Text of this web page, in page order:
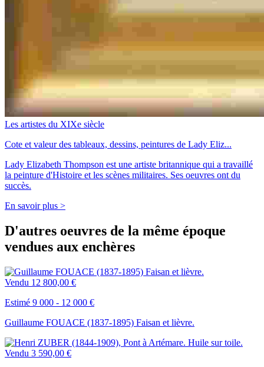
Les artistes du XIXe siècle
Cote et valeur des tableaux, dessins, peintures de Lady Eliz...
Lady Elizabeth Thompson est une artiste britannique qui a travaillé
la peinture d'Histoire et les scènes militaires. Ses oeuvres ont du
succès.
En savoir plus >
D'autres oeuvres de la même époque
vendues aux enchères
Vendu 12 800,00 €
Estimé 9 000 - 12 000 €
Guillaume FOUACE (1837-1895) Faisan et lièvre.
Vendu 3 590,00 €